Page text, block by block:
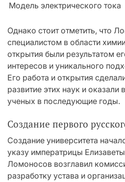
Модель электрического тока
Однако стоит отметить, что
специалистом в области
открытия были результатом
интересов и уникального
Его работа и открытия
развитие этих наук и оказали
ученых в последующие годы.
Создание первого
Создание университета
указу императрицы
Ломоносов возглавил
разработку устава и